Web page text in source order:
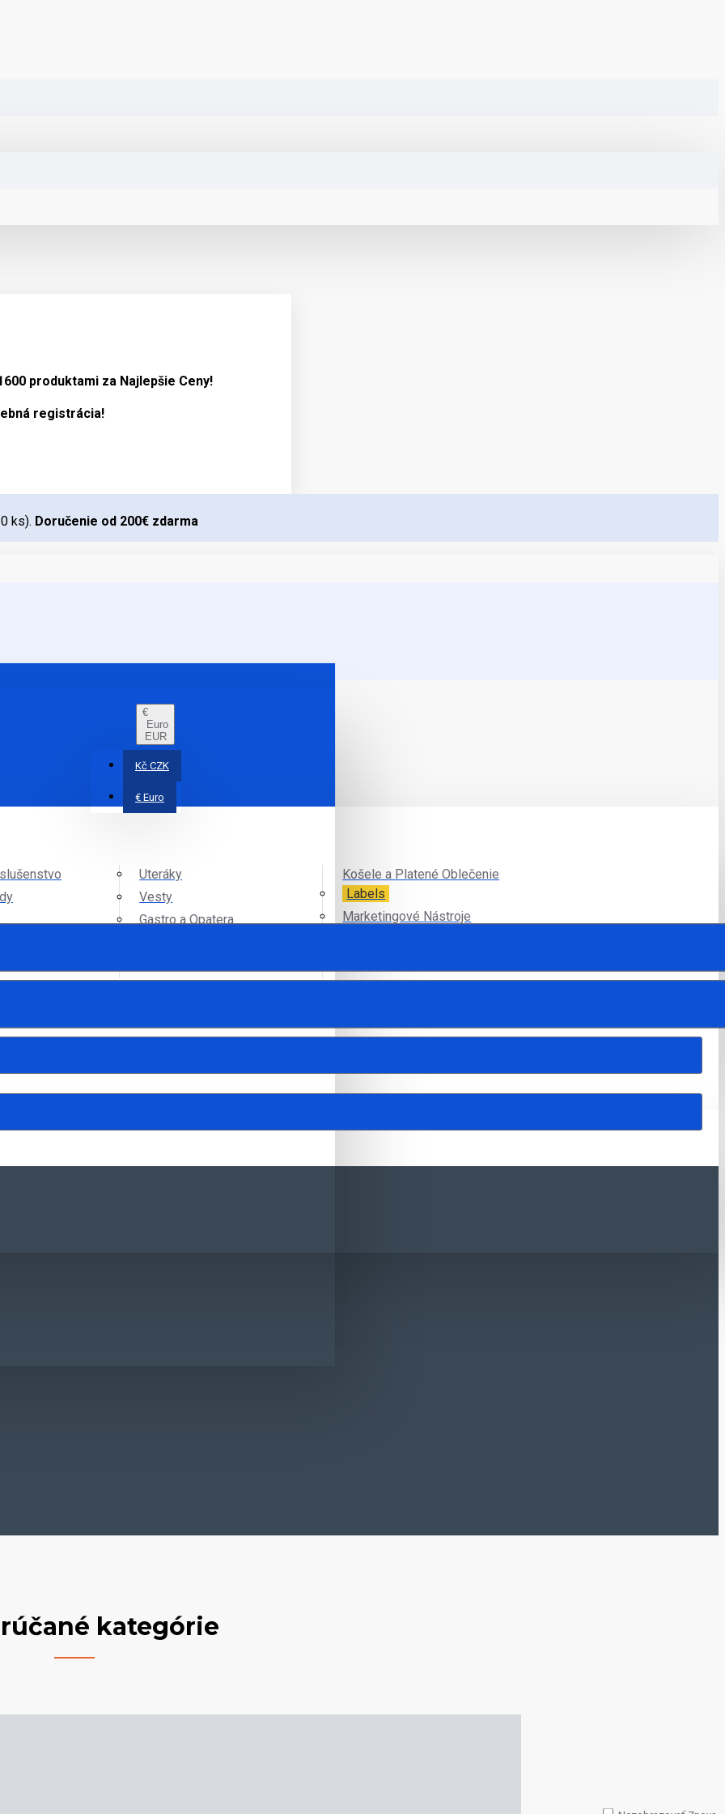
produktami za Najlepšie Ceny!
registrácia!
ks). Doručenie od 200€ zdarma
€
Euro
EUR
Kč CZK
€ Euro
Uteráky
Vesty
Gastro a Opatera
Košele a Platené Oblečenie
Labels
Marketingové Nástroje
kategórie